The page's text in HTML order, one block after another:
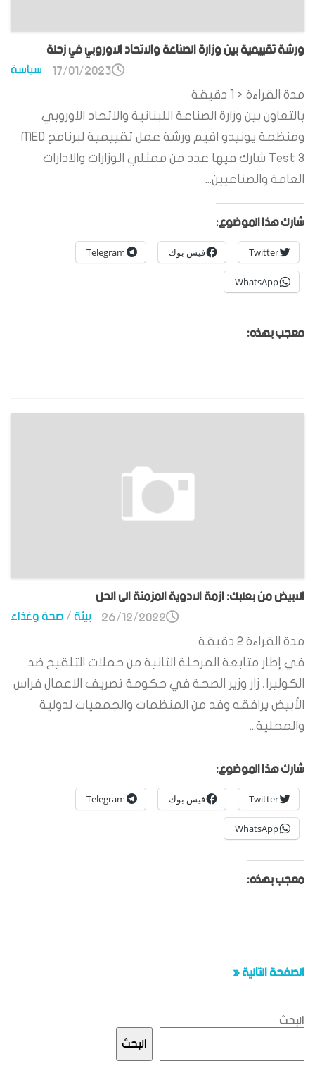
ورشة تقييمية بين وزارة الصناعة والاتحاد الاوروبي في زحلة
سياسة 17/01/2023
مدة القراءة < 1
دقيقة
بالتعاون بين وزارة الصناعة اللبنانية والاتحاد الاوروبي
ومنظمة يونيدو اقيم ورشة عمل تقييمية لبرنامج MED
Test 3 شارك فيها عدد من ممثلي الوزارات والادارات
العامة والصناعيين...
شارك هذا الموضوع:
Twitter فيس بوك Telegram
WhatsApp
معجب بهذه:
الابيض من بعلبك: ازمة الادوية المزمنة الى الحل
بيئة/صحة وغذاء 26/12/2022
مدة القراءة 2 دقيقة
في إطار متابعة المرحلة الثانية من حملات التلقيح ضد
الكوليرا، زار وزير الصحة في حكومة تصريف الاعمال فراس
الأبيض يرافقه وفد من المنظمات والجمعيات لدولية
والمحلية...
شارك هذا الموضوع:
Twitter فيس بوك Telegram
WhatsApp
معجب بهذه:
الصفحة التالية «
البحث
البحث